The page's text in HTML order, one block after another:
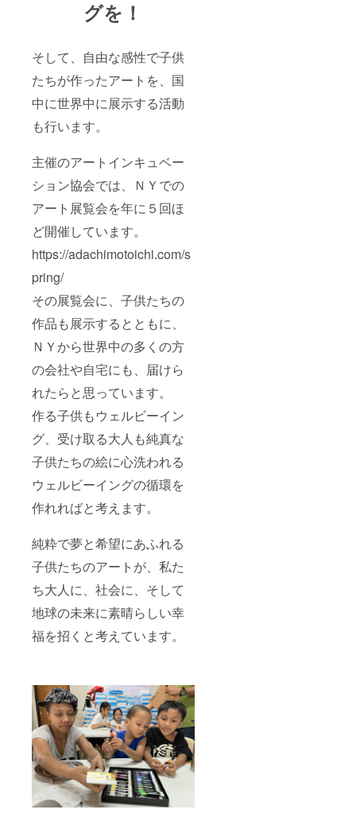
グを！
そして、自由な感性で子供
たちが作ったアートを、国
中に世界中に展示する活動
も行います。
主催のアートインキュベー
ション協会では、ＮＹでの
アート展覧会を年に５回ほ
ど開催しています。
https://adachimotoichi.com/s
pring/
その展覧会に、子供たちの
作品も展示するとともに、
ＮＹから世界中の多くの方
の会社や自宅にも、届けら
れたらと思っています。
作る子供もウェルビーイン
グ、受け取る大人も純真な
子供たちの絵に心洗われる
ウェルビーイングの循環を
作れればと考えます。
純粋で夢と希望にあふれる
子供たちのアートが、私た
ち大人に、社会に、そして
地球の未来に素晴らしい幸
福を招くと考えています。